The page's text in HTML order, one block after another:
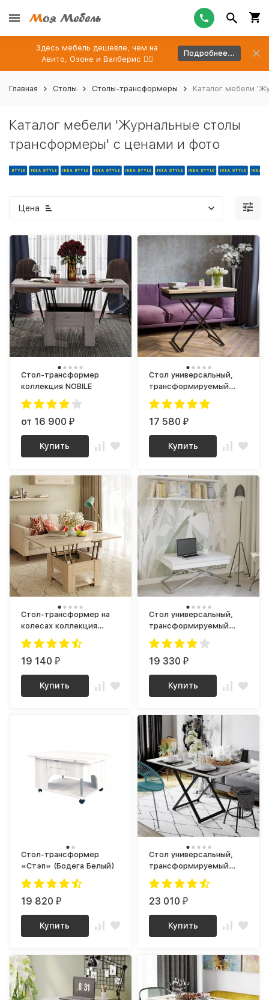
Здесь мебель дешевле, чем на
Авито, Озоне и Валберис 👉🏻
Подробнее...
Главная Столы Столы-трансформеры Каталог мебели
Каталог мебели 'Журнальные столы
трансформеры' с ценами и фото
Цена
Стол-трансформер
коллекция NOBILE
от 16 900₽
Купить
Стол универсальный,
трансформируемый
Андрэ Loft ЛДСП Дуб
вотан / Черный
17 580₽
Купить
Стол-трансформер на
колесах коллекция
NOBILE
19 140₽
Купить
Стол универсальный,
трансформируемый
Андрэ Хром ЛДСП
Белый / Черный
19 330₽
Купить
Стол-трансформер
«Стэп» (Бодега Белый)
19 820₽
Купить
Стол универсальный,
трансформируемый
Генри Белый премиум /
Черный
23 010₽
Купить